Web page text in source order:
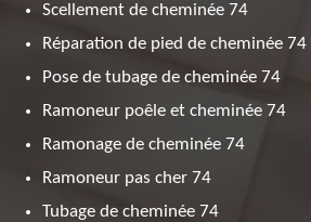
Scellement de cheminée 74
Réparation de pied de cheminée 74
Pose de tubage de cheminée 74
Ramoneur poêle et cheminée 74
Ramonage de cheminée 74
Ramoneur pas cher 74
Tubage de cheminée 74